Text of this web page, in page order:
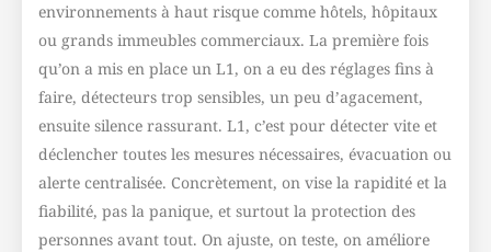
environnements à haut risque comme hôtels, hôpitaux
ou grands immeubles commerciaux. La première fois
qu’on a mis en place un L1, on a eu des réglages fins à
faire, détecteurs trop sensibles, un peu d’agacement,
ensuite silence rassurant. L1, c’est pour détecter vite et
déclencher toutes les mesures nécessaires, évacuation ou
alerte centralisée. Concrètement, on vise la rapidité et la
fiabilité, pas la panique, et surtout la protection des
personnes avant tout. On ajuste, on teste, on améliore